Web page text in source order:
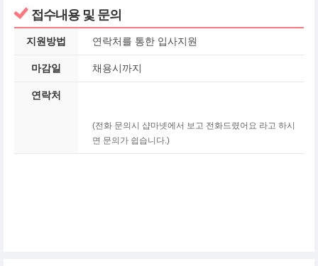
접수내용 및 문의
지원방법 연락처를 통한 입사지원
마감일 채용시까지
연락처
(전화 문의시 샵마넷에서 보고 전화드렸어요 라고 하시
면 문의가 쉽습니다.)